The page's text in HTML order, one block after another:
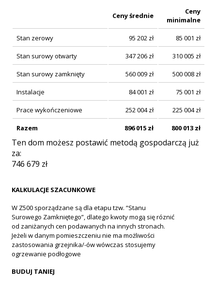
Ceny średnie
Ceny
minimalne
Stan zerowy 95 202 zł 85 001 zł
Stan surowy otwarty 347 206 zł 310 005 zł
Stan surowy zamknięty 560 009 zł 500 008 zł
Instalacje 84 001 zł 75 001 zł
Prace wykończeniowe 252 004zł 225 004zł
Razem 896 015 zł 800 013 zł
Ten dom możesz postawić metodą gospodarczą już
za:
746 679 zł
KALKULACJE SZACUNKOWE
W Z500 sporządzane są dla etapu tzw. “Stanu
Surowego Zamkniętego”, dlatego kwoty mogą się róznić
od zaniżanych cen podawanych na innych stronach.
Jeżeli w danym pomieszczeniu nie ma możliwości
zastosowania grzejnika/-ów wówczas stosujemy
ogrzewanie podłogowe
BUDUJ TANIEJ